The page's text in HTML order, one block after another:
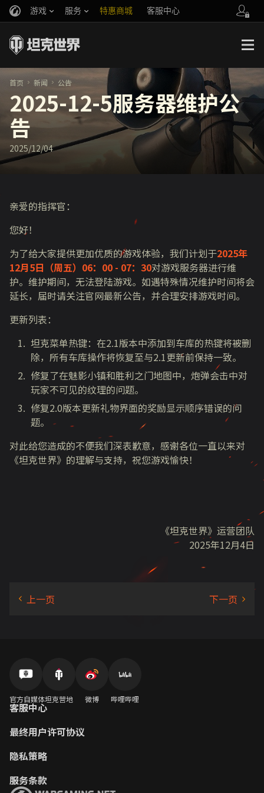
游戏 服务 特惠商城 客服中心
你好，吾久
万圣节
《以战止战》
官方自媒体
首页 新闻 公告
2025-12-5服务器维护公
告
2025/12/04
亲爱的指挥官：
您好！
为了给大家提供更加优质的游戏体验，我们计划于2025年
12月5日（周五）06：00 - 07：30对游戏服务器进行维
护。维护期间，无法登陆游戏。 如遇特殊情况维护时间将会
延长，届时请关注官网最新公告，并合理安排游戏时间。
更新列表：
坦克菜单热键：在2.1版本中添加到车库的热键将被删
除，所有车库操作将恢复至与2.1更新前保持一致。
修复了在魅影小镇和胜利之门地图中，炮弹会击中对
玩家不可见的纹理的问题。
修复2.0版本更新礼物界面的奖励显示顺序错误的问
题。
对此给您造成的不便我们深表歉意，感谢各位一直以来对
《坦克世界》的理解与支持，祝您游戏愉快！
《坦克世界》运营团队
2025年12月4日
官方自媒体坦克营地 微博 哔哩哔哩
客服中心
最终用户许可协议
隐私策略
服务条款